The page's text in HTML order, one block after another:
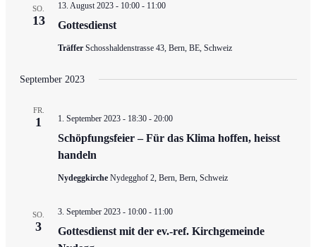
SO.
13 Gottesdienst
13. August 2023 - 10:00- 11:00
Träffer Schosshaldenstrasse 43, Bern, BE, Schweiz
September 2023
FR.
1
Schöpfungsfeier – Für das Klima hoffen, heisst
handeln
1. September 2023 - 18:30- 20:00
Nydeggkirche Nydegghof 2, Bern, Bern, Schweiz
SO.
3
Gottesdienst mit der ev.-ref. Kirchgemeinde
3. September 2023 - 10:00- 11:00